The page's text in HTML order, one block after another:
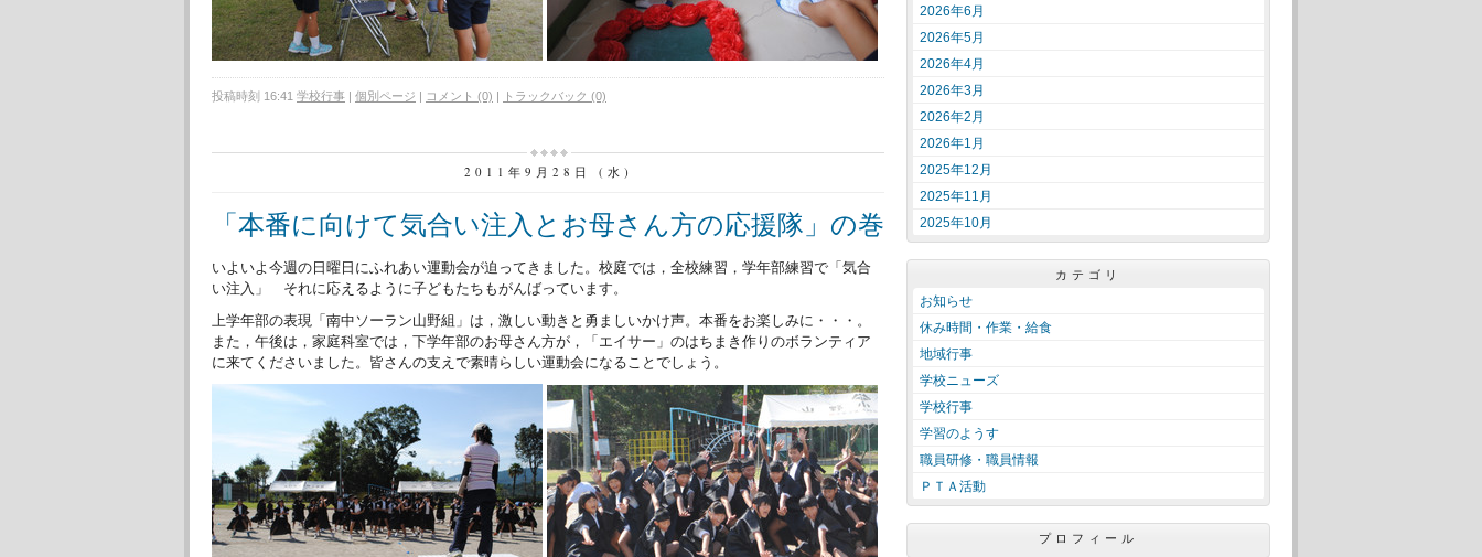
投稿時刻 16:41 学校行事 | 個別ページ | コメント (0) | トラックバック (0)
2011年9月28日 (水)
「本番に向けて気合い注入とお母さん方の応援隊」の巻
いよいよ今週の日曜日にふれあい運動会が迫ってきました。校庭では，全校練習，学年部練習で「気合
い注入」 それに応えるように子どもたちもがんばっています。
上学年部の表現「南中ソーラン山野組」は，激しい動きと勇ましいかけ声。本番をお楽しみに・・・。
また，午後は，家庭科室では，下学年部のお母さん方が，「エイサー」のはちまき作りのボランティア
に来てくださいました。皆さんの支えで素晴らしい運動会になることでしょう。
2026年6月
2026年5月
2026年4月
2026年3月
2026年2月
2026年1月
2025年12月
2025年11月
2025年10月
カテゴリ
お知らせ
休み時間・作業・給食
地域行事
学校ニューズ
学校行事
学習のようす
職員研修・職員情報
ＰＴＡ活動
プロフィール